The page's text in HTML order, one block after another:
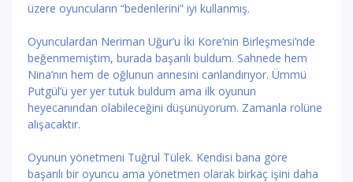
üzere oyuncuların “bedenlerini” iyi kullanmış.
Oyunculardan Neriman Uğur’u İki Kore’nin Birleşmesi’nde
beğenmemiştim, burada başarılı buldum. Sahnede hem
Nina’nın hem de oğlunun annesini canlandırıyor. Ümmü
Putgül’ü yer yer tutuk buldum ama ilk oyunun
heyecanından olabileceğini düşünüyorum. Zamanla rolüne
alışacaktır.
Oyunun yönetmeni Tuğrul Tülek. Kendisi bana göre
başarılı bir oyuncu ama yönetmen olarak birkaç işini daha